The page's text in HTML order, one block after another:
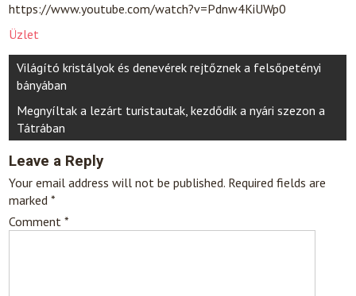
https://www.youtube.com/watch?v=Pdnw4KiUWp0
Üzlet
Post
navigation
Világító kristályok és denevérek rejtőznek a felsőpetényi
bányában
Megnyíltak a lezárt turistautak, kezdődik a nyári szezon a
Tátrában
Leave a Reply
Your email address will not be published. Required fields are
marked*
Comment*